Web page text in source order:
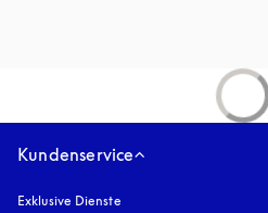
Kundenservice
Exklusive Dienste